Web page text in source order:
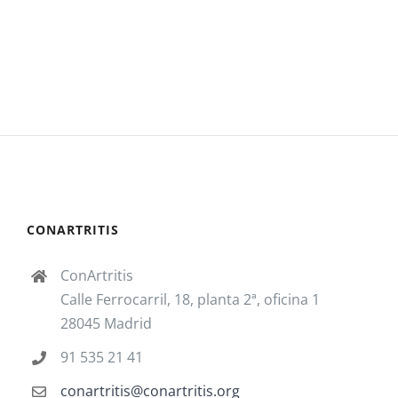
CONARTRITIS
ConArtritis
Calle Ferrocarril, 18, planta 2ª, oficina 1
28045 Madrid
91 535 21 41
conartritis@conartritis.org